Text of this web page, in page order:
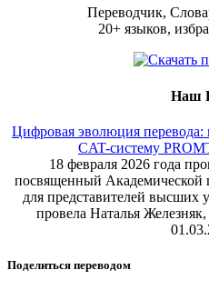
Переводчик,
20+ языков,
Наш
Цифровая эволюция перевода:
CAT-систему
18 февраля 2026 года
посвященный Академической
для представителей высших
провела Наталья
Поделиться переводом